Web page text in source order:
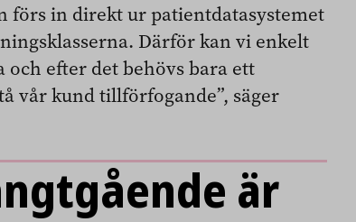
förs in direkt ur patientdatasystemet
Därför kan vi enkelt
efter det behövs bara ett
vår kund tillförfogande”, säger
är